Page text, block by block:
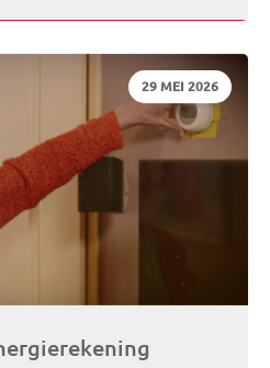
DATUM:
29 MEI 2026